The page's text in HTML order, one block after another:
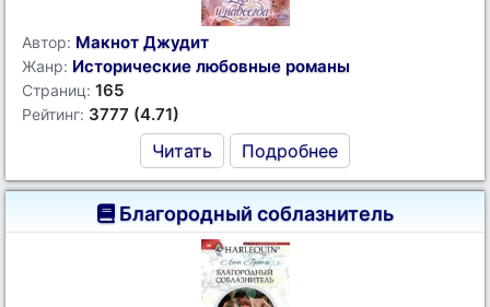
Автор: Макнот Джудит
Жанр: Исторические любовные романы
Страниц: 165
Рейтинг: 3777 (4.71)
Читать Подробнее
Благородный соблазнитель